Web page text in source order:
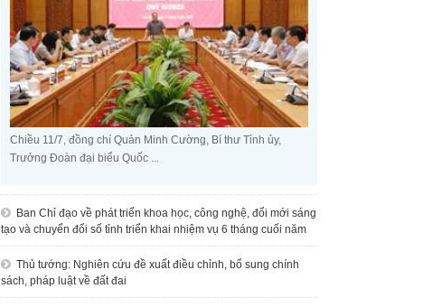
Chiều 11/7, đồng chí Quản Minh Cường, Bí thư Tỉnh ủy,
Trưởng Đoàn đại biểu Quốc ...
Ban Chỉ đạo về phát triển khoa học, công nghệ, đổi mới sáng
tạo và chuyển đổi số tỉnh triển khai nhiệm vụ 6 tháng cuối năm
Thủ tướng: Nghiên cứu đề xuất điều chỉnh, bổ sung chính
sách, pháp luật về đất đai